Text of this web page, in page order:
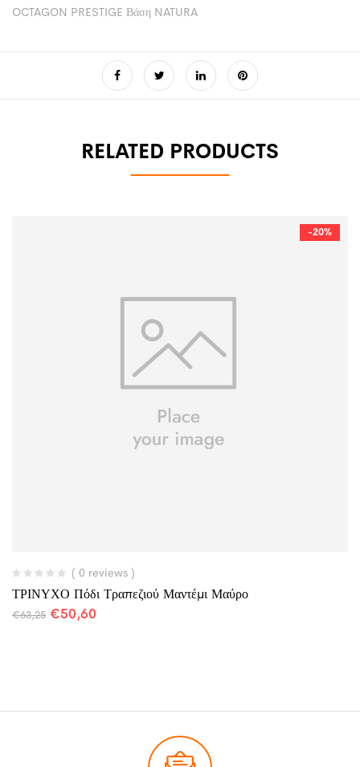
OCTAGON PRESTIGE Βάση NATURA
RELATED PRODUCTS
-20%
( 0 reviews )
ΤΡΙΝΥΧΟ Πόδι Τραπεζιού Μαντέμι Μαύρο
€63,25 €50,60